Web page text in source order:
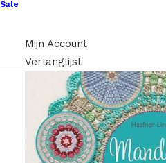
Sale
Mijn Account
Verlanglijst